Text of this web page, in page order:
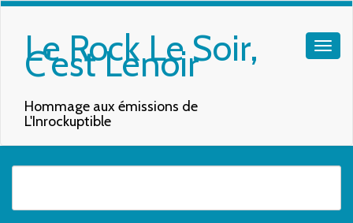
Le Rock Le Soir,
C'est Lenoir
Hommage aux émissions de
L'Inrockuptible